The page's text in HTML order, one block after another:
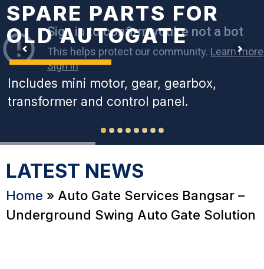
SPARE PARTS FOR
OLD AUTOGATE
Includes mini motor, gear, gearbox,
transformer and control panel.
LATEST NEWS
Home » Auto Gate Services Bangsar –
Underground Swing Auto Gate Solution